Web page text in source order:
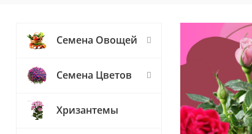
Семена Овощей
Семена Цветов
Хризантемы